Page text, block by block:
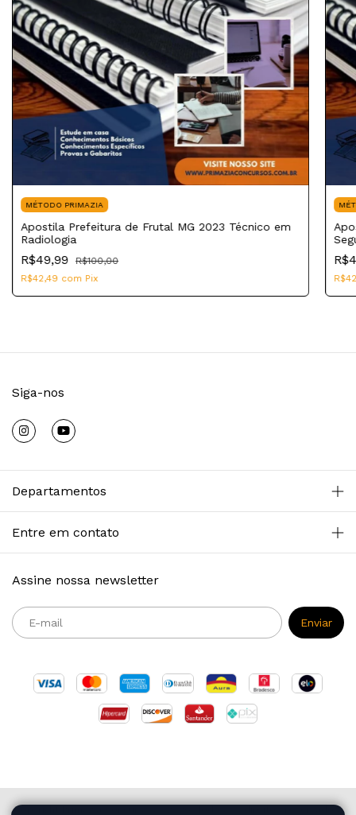
MÉTODO PRIMAZIA
Apostila Prefeitura de Frutal MG 2023 Técnico em
Radiologia
R$49,99
R$100,00
R$42,49 com Pix
Siga-nos
Departamentos
Entre em contato
Assine nossa newsletter
Copyright Primazia Concursos - 2026. Todos os direitos reservados.